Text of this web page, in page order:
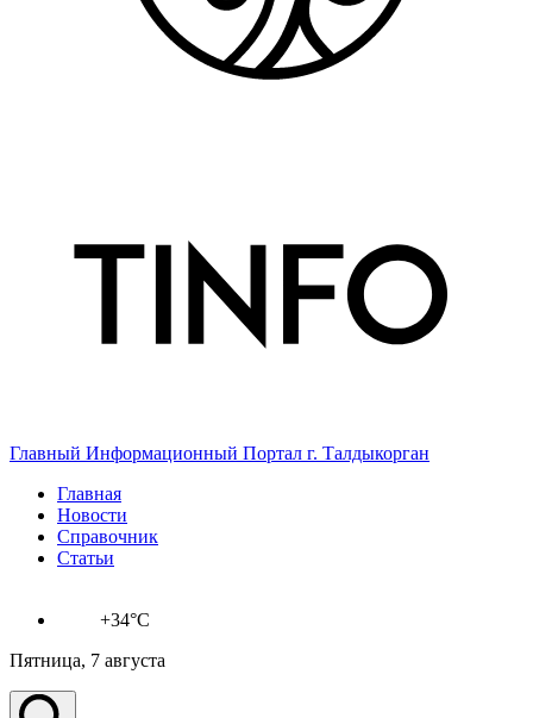
Главный Информационный Портал г. Талдыкорган
Главная
Новости
Справочник
Статьи
+34°C
Пятница, 7 августа